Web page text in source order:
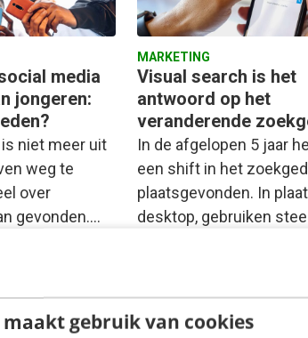
gebruik van cookies
media
jongeren:
niet meer uit
weg te
over
gevonden.…
MARKETING
Visual search is het
antwoord op het
veranderende
In de afgelopen 5 jaar
een shift in het
plaatsgevonden. In
desktop, gebruiken
Vivianne van Strijland· 3